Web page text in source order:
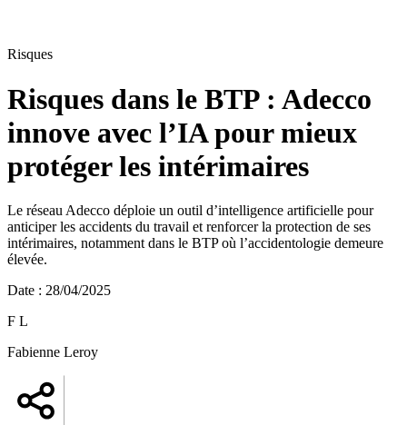
Risques
Risques dans le BTP : Adecco
innove avec l’IA pour mieux
protéger les intérimaires
Le réseau Adecco déploie un outil d’intelligence artificielle pour
anticiper les accidents du travail et renforcer la protection de ses
intérimaires, notamment dans le BTP où l’accidentologie demeure
élevée.
Date : 28/04/2025
F L
Fabienne Leroy